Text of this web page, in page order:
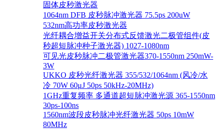
固体皮秒激光器
1064nm DFB 皮秒脉冲激光器 75.5ps 200uW
532nm高功率皮秒激光器
光纤耦合增益开关分布式反馈激光二极管组件(皮
秒超短脉冲种子激光器) 1027-1080nm
可见光皮秒脉冲二极管激光器370-1550nm 250mW-
3W
UKKO 皮秒光纤激光器 355/532/1064nm (风冷/水
冷 70W 60μJ 50ps 50kHz-20MHz)
1GHz重复频率 多通道超短脉冲激光源 365-1550nm
30ps-100ns
1560nm波段皮秒脉冲光纤激光器 50ps 10mW
80MHz